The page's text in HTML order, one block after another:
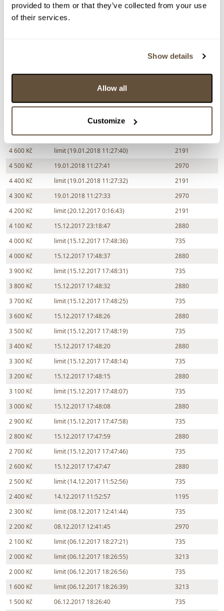
provided to them or that they’ve collected from your use
of their services.
Show details
Allow all
Customize
> Zobrazit informaci jak prodat předmět v aukci
354
5 500 Kč
21.01.2018 13:36:53
2970
limit (19.01.2018 11:28:01)
4 900 Kč
19.01.2018 11:28:02
2970
limit (19.01.2018 11:27:47)
4 700 Kč
19.01.2018 11:27:48
2970
4 600 Kč
limit (19.01.2018 11:27:40)
2191
4 500 Kč
19.01.2018 11:27:41
2970
4 400 Kč
limit (19.01.2018 11:27:32)
2191
4 300 Kč
19.01.2018 11:27:33
2970
4 200 Kč
limit (20.12.2017 0:16:43)
2191
4 100 Kč
15.12.2017 23:18:47
2880
4 000 Kč
limit (15.12.2017 17:48:36)
735
4 000 Kč
15.12.2017 17:48:37
2880
3 900 Kč
limit (15.12.2017 17:48:31)
735
3 800 Kč
15.12.2017 17:48:32
2880
3 700 Kč
limit (15.12.2017 17:48:25)
735
3 600 Kč
15.12.2017 17:48:26
2880
3 500 Kč
limit (15.12.2017 17:48:19)
735
3 400 Kč
15.12.2017 17:48:20
2880
3 300 Kč
limit (15.12.2017 17:48:14)
735
3 200 Kč
15.12.2017 17:48:15
2880
3 100 Kč
limit (15.12.2017 17:48:07)
735
3 000 Kč
15.12.2017 17:48:08
2880
2 900 Kč
limit (15.12.2017 17:47:58)
735
2 800 Kč
15.12.2017 17:47:59
2880
2 700 Kč
limit (15.12.2017 17:47:46)
735
2 600 Kč
15.12.2017 17:47:47
2880
2 500 Kč
limit (14.12.2017 11:52:56)
735
2 400 Kč
14.12.2017 11:52:57
1195
2 300 Kč
limit (08.12.2017 12:41:44)
735
2 200 Kč
08.12.2017 12:41:45
2970
2 100 Kč
limit (06.12.2017 18:27:21)
735
2 000 Kč
limit (06.12.2017 18:26:55)
3213
2 000 Kč
limit (06.12.2017 18:26:56)
735
1 600 Kč
limit (06.12.2017 18:26:39)
3213
1 500 Kč
06.12.2017 18:26:40 735